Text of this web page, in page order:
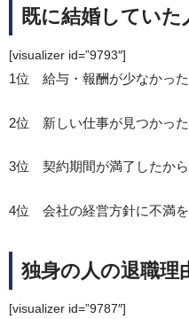
既に結婚していた
[visualizer id=”9793″]
1位 給与・報酬が少なかっ
2位 新しい仕事が見つかっ
3位 契約期間が満了したから
4位 会社の経営方針に不満を
独身の人の退職理
[visualizer id=”9787″]